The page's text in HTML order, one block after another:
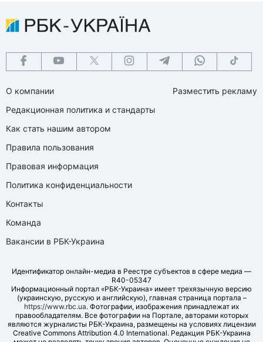
О компании
Редакционная политика и стандарты
Как стать нашим автором
Правила пользования
Правовая информация
Политика конфиденциальности
Контакты
Команда
Вакансии в РБК-Украина
Разместить рекламу
Идентификатор онлайн-медиа в Реестре субъектов в сфере медиа —
R40-05347
Информационный портал «РБК-Украина» имеет трехязычную версию
(украинскую, русскую и английскую), главная страница портала –
https://www.rbc.ua. Фотографии, изображения принадлежат их
правообладателям. Все фотографии на Портале, авторами которых
являются журналисты РБК-Украина, размещены на условиях лицензии
Creative Commons Attribution 4.0 International. Редакция РБК-Украина